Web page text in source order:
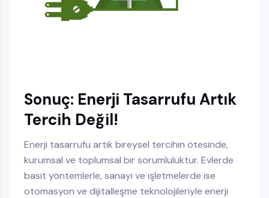
Sonuç: Enerji Tasarrufu Artık
Tercih Değil!
Enerji tasarrufu artık bireysel tercihin ötesinde,
kurumsal ve toplumsal bir sorumluluktur. Evlerde
basit yöntemlerle, sanayi ve işletmelerde ise
otomasyon ve dijitalleşme teknolojileriyle enerji